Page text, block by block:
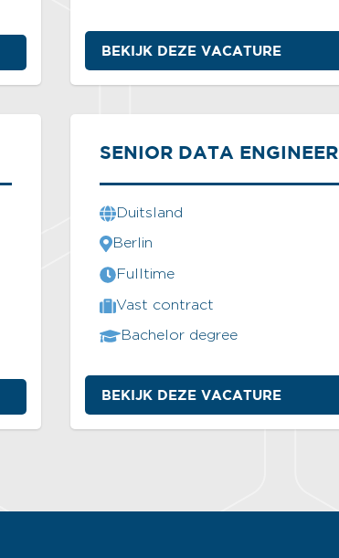
BEKIJK DEZE VACATURE
SENIOR DATA ENGINEER
Duitsland
Berlin
Fulltime
Vast contract
Bachelor degree
BEKIJK DEZE VACATURE